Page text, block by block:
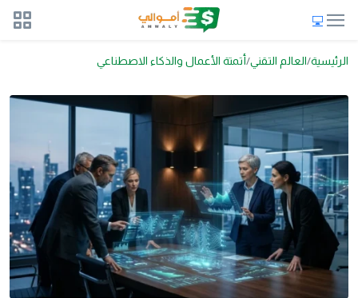
الرئيسية العالم التقني أتمتة الأعمال والذكاء الاصطناعي